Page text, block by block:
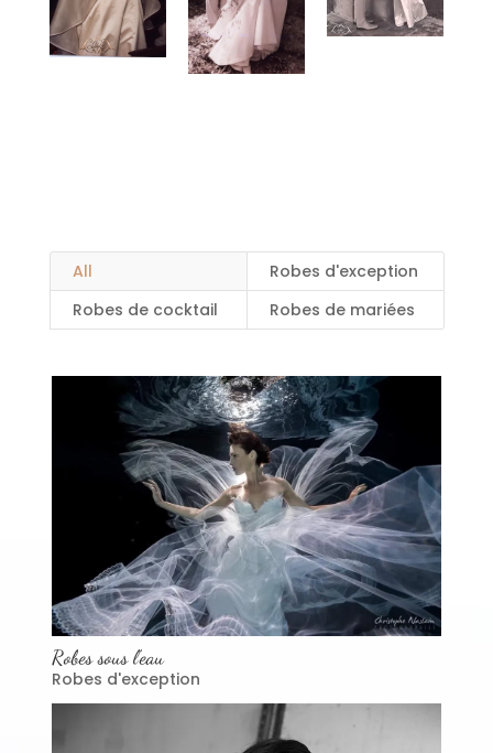
All
Robes d'exception
Robes de cocktail
Robes de mariées
Robes sous l’eau
Robes d'exception